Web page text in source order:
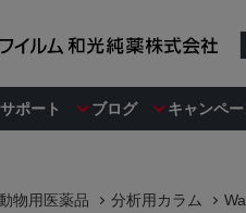
サポート ブログ キャンペー
物用医薬品 分析用カラム